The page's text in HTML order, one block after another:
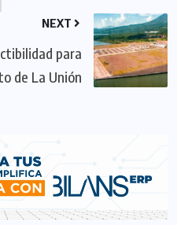
NEXT
para
de La Unión